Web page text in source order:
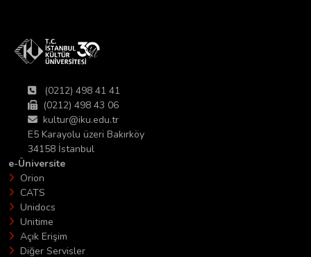
(0212) 498 41 41
(0212) 498 43 06
kultur@iku.edu.tr
E5 Karayolu üzeri Bakırköy
34158 İstanbul
e-Üniversite
Orion
CATS
Unidocs
Unitime
Açık Erişim
Diğer Servisler